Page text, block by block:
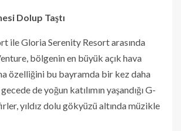
Dolup Taştı
ile Gloria Serenity Resort arasında
bölgenin en büyük açık hava
özelliğini bu bayramda bir kez daha
de yoğun katılımın yaşandığı G-
yıldız dolu gökyüzü altında müzikle